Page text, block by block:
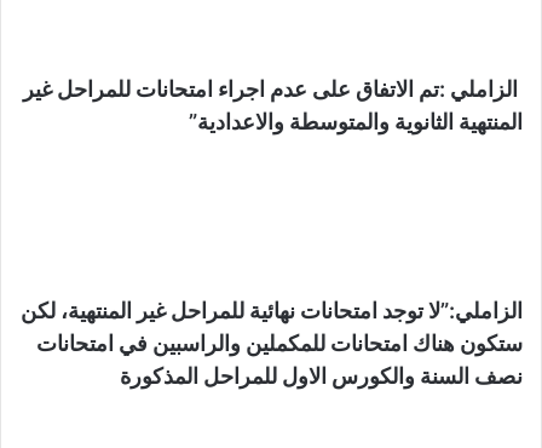
الزاملي :تم الاتفاق على عدم اجراء امتحانات للمراحل غير
المنتهية الثانوية والمتوسطة والاعدادية”
الزاملي:”لا توجد امتحانات نهائية للمراحل غير المنتهية، لكن
ستكون هناك امتحانات للمكملين والراسبين في امتحانات
نصف السنة والكورس الاول للمراحل المذكورة